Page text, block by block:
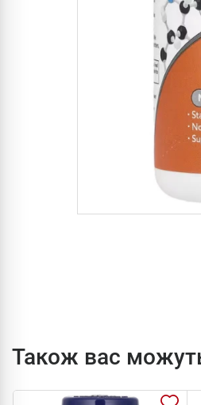
Також вас